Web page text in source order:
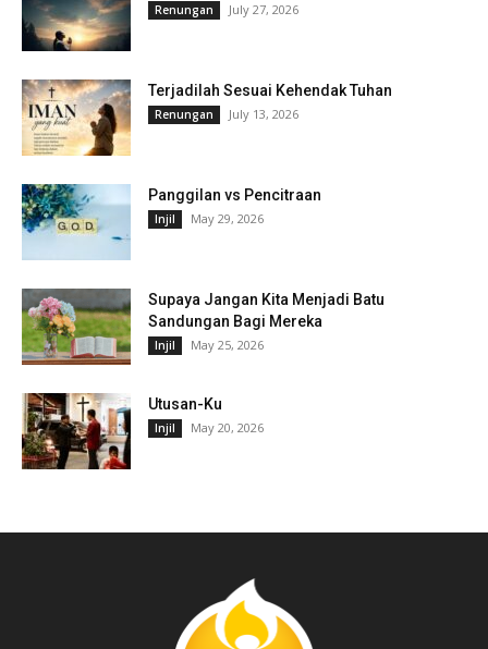
Renungan July 27, 2026
Terjadilah Sesuai Kehendak Tuhan
Renungan July 13, 2026
Panggilan vs Pencitraan
Injil May 29, 2026
Supaya Jangan Kita Menjadi Batu
Sandungan Bagi Mereka
Injil May 25, 2026
Utusan-Ku
Injil May 20, 2026